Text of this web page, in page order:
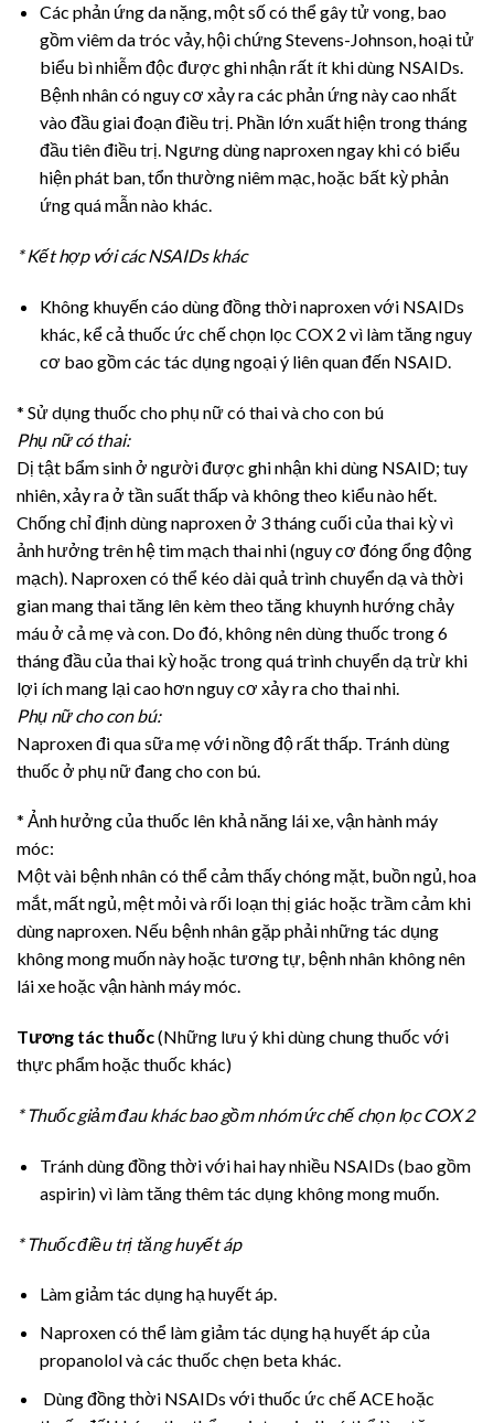
Các phản ứng da nặng, một số có thể gây tử vong, bao
gồm viêm da tróc vảy, hội chứng Stevens-Johnson, hoại tử
biểu bì nhiễm độc được ghi nhận rất ít khi dùng NSAIDs.
Bệnh nhân có nguy cơ xảy ra các phản ứng này cao nhất
vào đầu giai đoạn điều trị. Phần lớn xuất hiện trong tháng
đầu tiên điều trị. Ngưng dùng naproxen ngay khi có biểu
hiện phát ban, tổn thường niêm mạc, hoặc bất kỳ phản
ứng quá mẫn nào khác.
* Kết hợp với các NSAIDs khác
Không khuyến cáo dùng đồng thời naproxen với NSAIDs
khác, kể cả thuốc ức chế chọn lọc COX 2 vì làm tăng nguy
cơ bao gồm các tác dụng ngoại ý liên quan đến NSAID.
* Sử dụng thuốc cho phụ nữ có thai và cho con bú
Phụ nữ có thai:
Dị tật bẩm sinh ở người được ghi nhận khi dùng NSAID; tuy
nhiên, xảy ra ở tần suất thấp và không theo kiểu nào hết.
Chống chỉ định dùng naproxen ở 3 tháng cuối của thai kỳ vì
ảnh hưởng trên hệ tim mạch thai nhi (nguy cơ đóng ổng động
mạch). Naproxen có thể kéo dài quả trình chuyển dạ và thời
gian mang thai tăng lên kèm theo tăng khuynh hướng chảy
máu ở cả mẹ và con. Do đó, không nên dùng thuốc trong 6
tháng đầu của thai kỳ hoặc trong quá trình chuyển dạ trừ khi
lợi ích mang lại cao hơn nguy cơ xảy ra cho thai nhi.
Phụ nữ cho con bú:
Naproxen đi qua sữa mẹ với nồng độ rất thấp. Tránh dùng
thuốc ở phụ nữ đang cho con bú.
* Ảnh hưởng của thuốc lên khả năng lái xe, vận hành máy
móc:
Một vài bệnh nhân có thể cảm thấy chóng mặt, buồn ngủ, hoa
mắt, mất ngủ, mệt mỏi và rối loạn thị giác hoặc trầm cảm khi
dùng naproxen. Nếu bệnh nhân gặp phải những tác dụng
không mong muốn này hoặc tương tự, bệnh nhân không nên
lái xe hoặc vận hành máy móc.
Tương tác thuốc(Những lưu ý khi dùng chung thuốc với
thực phẩm hoặc thuốc khác)
* Thuốc giảm đau khác bao gồm nhóm ức chế chọn lọc COX 2
Tránh dùng đồng thời với hai hay nhiều NSAIDs (bao gồm
aspirin) vì làm tăng thêm tác dụng không mong muốn.
* Thuốc điều trị tăng huyết áp
Làm giảm tác dụng hạ huyết áp.
Naproxen có thể làm giảm tác dụng hạ huyết áp của
propanolol và các thuốc chẹn beta khác.
Dùng đồng thời NSAIDs với thuốc ức chế ACE hoặc